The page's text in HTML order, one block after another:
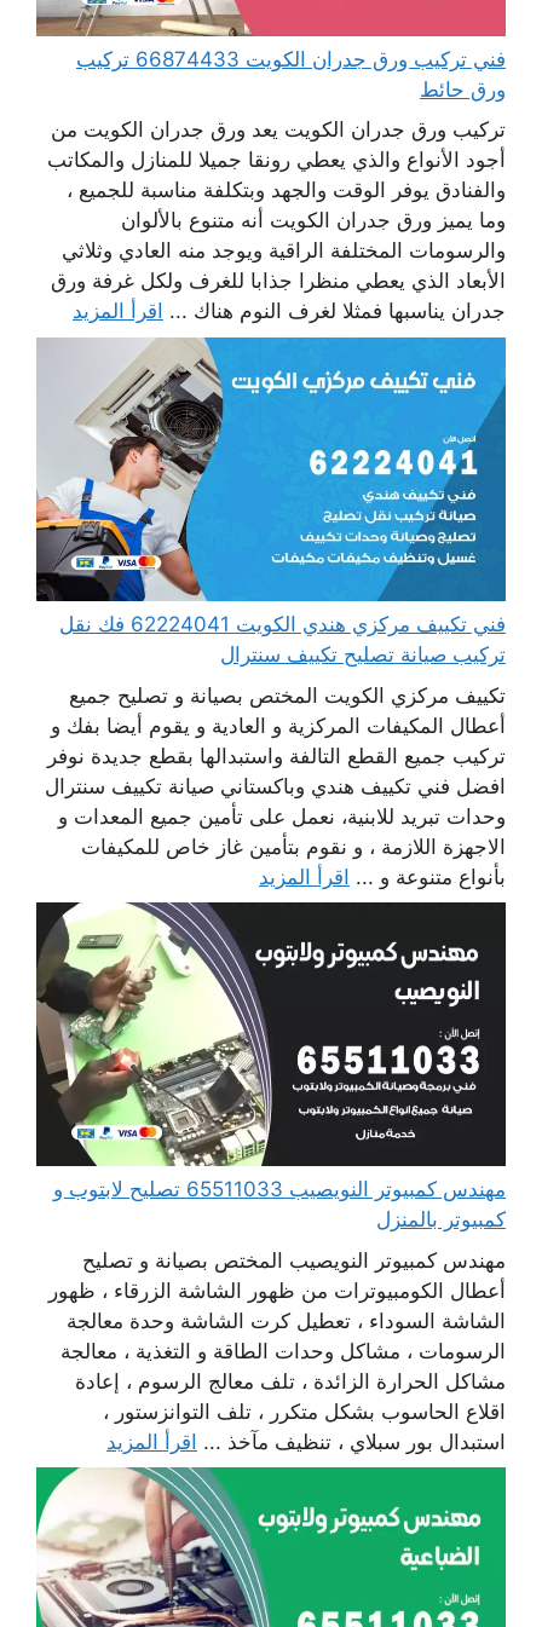
فني تركيب ورق جدران الكويت 66874433 تركيب
ورق حائط
تركيب ورق جدران الكويت يعد ورق جدران الكويت من
أجود الأنواع والذي يعطي رونقا جميلا للمنازل والمكاتب
والفنادق يوفر الوقت والجهد وبتكلفة مناسبة للجميع ،
وما يميز ورق جدران الكويت أنه متنوع بالألوان
والرسومات المختلفة الراقية ويوجد منه العادي وثلاثي
الأبعاد الذي يعطي منظرا جذابا للغرف ولكل غرفة ورق
جدران يناسبها فمثلا لغرف النوم هناك ... اقرأ المزيد
فني تكييف مركزي هندي الكويت 62224041 فك نقل
تركيب صيانة تصليح تكييف سنترال
تكييف مركزي الكويت المختص بصيانة و تصليح جميع
أعطال المكيفات المركزية و العادية و يقوم أيضا بفك و
تركيب جميع القطع التالفة واستبدالها بقطع جديدة نوفر
افضل فني تكييف هندي وباكستاني صيانة تكييف سنترال
وحدات تبريد للابنية، نعمل على تأمين جميع المعدات و
الاجهزة اللازمة ، و نقوم بتأمين غاز خاص للمكيفات
بأنواع متنوعة و ... اقرأ المزيد
مهندس كمبيوتر النويصيب 65511033 تصليح لابتوب و
كمبيوتر بالمنزل
مهندس كمبيوتر النويصيب المختص بصيانة و تصليح
أعطال الكومبيوترات من ظهور الشاشة الزرقاء ، ظهور
الشاشة السوداء ، تعطيل كرت الشاشة وحدة معالجة
الرسومات ، مشاكل وحدات الطاقة و التغذية ، معالجة
مشاكل الحرارة الزائدة ، تلف معالج الرسوم ، إعادة
اقلاع الحاسوب بشكل متكرر ، تلف التوانزستور ،
استبدال بور سبلاي ، تنظيف مآخذ ... اقرأ المزيد